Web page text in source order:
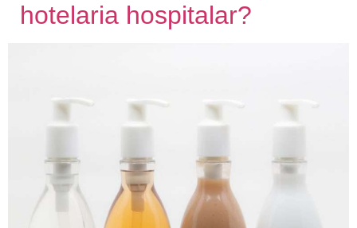
hotelaria hospitalar?